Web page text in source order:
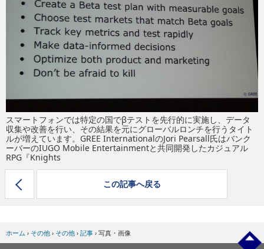
スマートフォンでは特定の国でβテストを先行的に実施し、データ
収集や改善を行い、その結果を元にグローバルロンチを行うタイト
ルが増えています。GREE InternationalのJori Pearsall氏はバンク
ーバーのIUGO Mobile Entertainmentと共同開発したカジュアル
RPG『Knights
この記事へ戻る
ホーム › その他 › その他 › 記事 › 写真・画像